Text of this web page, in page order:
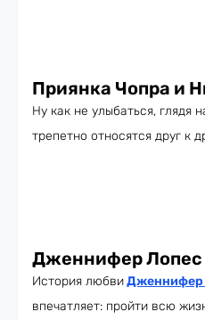
Приянка Чопра и
Ну как не улыбаться, глядя
трепетно относятся друг к
Дженнифер
История любвиДженнифер
впечатляет: пройти всю